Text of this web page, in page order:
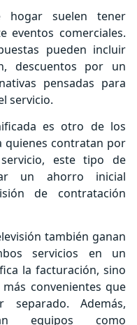
hogar suelen tener
eventos comerciales.
pueden incluir
descuentos por un
pensadas para
servicio.
es otro de los
quienes contratan por
este tipo de
un ahorro inicial
de contratación
también ganan
servicios en un
la facturación, sino
convenientes que
Además,
equipos como